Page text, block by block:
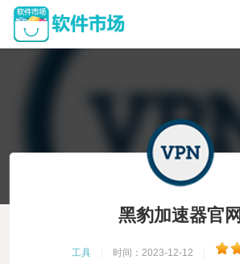
黑豹加速器官网
工具 时间：2023-12-12